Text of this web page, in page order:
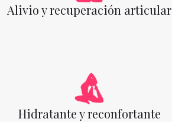
Alivio y recuperación articular
Hidratante y reconfortante